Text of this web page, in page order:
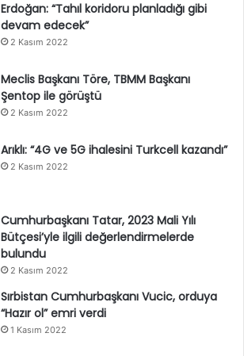
Erdoğan: “Tahıl koridoru planladığı gibi
devam edecek”
2 Kasım 2022
Meclis Başkanı Töre, TBMM Başkanı
Şentop ile görüştü
2 Kasım 2022
Arıklı: “4G ve 5G ihalesini Turkcell kazandı”
2 Kasım 2022
Cumhurbaşkanı Tatar, 2023 Mali Yılı
Bütçesi’yle ilgili değerlendirmelerde
bulundu
2 Kasım 2022
Sırbistan Cumhurbaşkanı Vucic, orduya
“Hazır ol” emri verdi
1 Kasım 2022